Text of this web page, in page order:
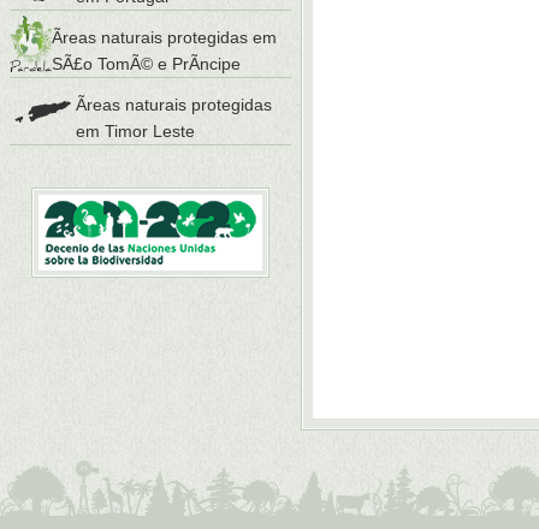
Ãreas naturais protegidas em
SÃ£o TomÃ© e PrÃ­ncipe
Ãreas naturais protegidas
em Timor Leste